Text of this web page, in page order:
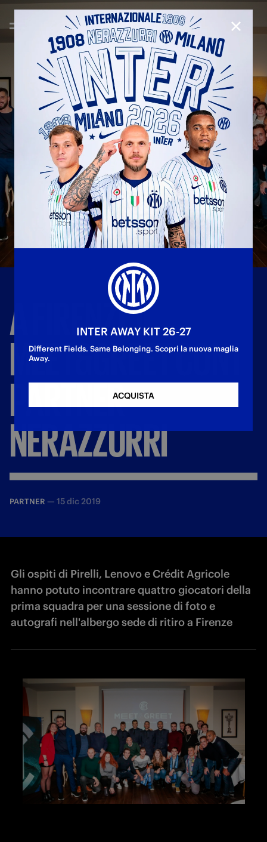
A FIRENZEIL
MEET&GREETCONI
PARTNER
NERAZZURRI
PARTNER — 15 dic 2019
Gli ospiti di Pirelli, Lenovo e Crédit Agricole
hanno potuto incontrare quattro giocatori della
prima squadra per una sessione di foto e
autografi nell'albergo sede di ritiro a Firenze
INTER AWAY KIT 26-27
Different Fields. Same Belonging. Scopri la nuova maglia
Away.
ACQUISTA